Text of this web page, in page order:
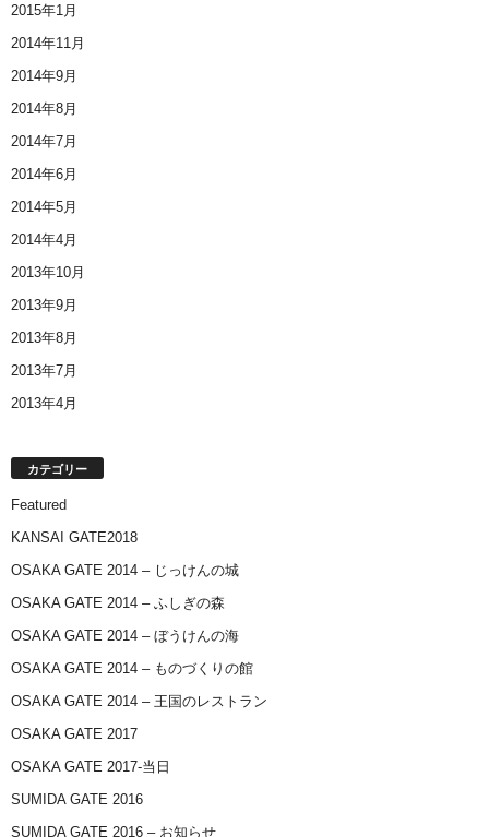
2015年1月
2014年11月
2014年9月
2014年8月
2014年7月
2014年6月
2014年5月
2014年4月
2013年10月
2013年9月
2013年8月
2013年7月
2013年4月
カテゴリー
Featured
KANSAI GATE2018
OSAKA GATE 2014 – じっけんの城
OSAKA GATE 2014 – ふしぎの森
OSAKA GATE 2014 – ぼうけんの海
OSAKA GATE 2014 – ものづくりの館
OSAKA GATE 2014 – 王国のレストラン
OSAKA GATE 2017
OSAKA GATE 2017-当日
SUMIDA GATE 2016
SUMIDA GATE 2016 – お知らせ